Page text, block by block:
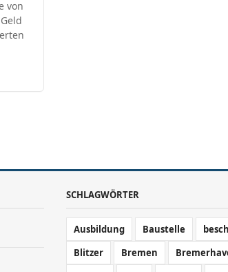
von
SCHLAGWÖRTER
Ausbildung Baustelle
Blitzer
Bremen